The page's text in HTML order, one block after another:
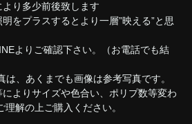
り多少前後致します
をプラスするとより一層”映える”と思
よりご確認下さい。（お電話でも結
、あくまでも画像は参考写真です。
よりサイズや色合い、ポリプ数等変わ
解の上ご購入ください。